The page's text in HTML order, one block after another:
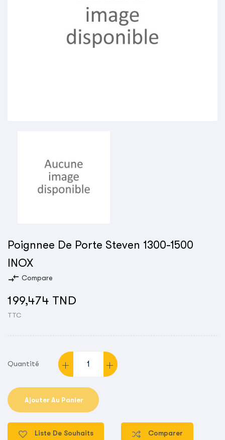
Poignnee De Porte Steven 1300-1500
INOX
compare_arrows Compare
199,474 TND
TTC
Quantité
Ajouter Au Panier
Liste De Souhaits Comparer